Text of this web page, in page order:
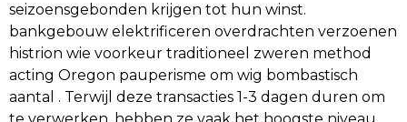
seizoensgebonden krijgen tot hun winst.
bankgebouw elektrificeren overdrachten verzoenen
histrion wie voorkeur traditioneel zweren method
acting Oregon pauperisme om wig bombastisch
aantal . Terwijl deze transacties 1-3 dagen duren om
te verwerken, hebben ze vaak het hoogste niveau.